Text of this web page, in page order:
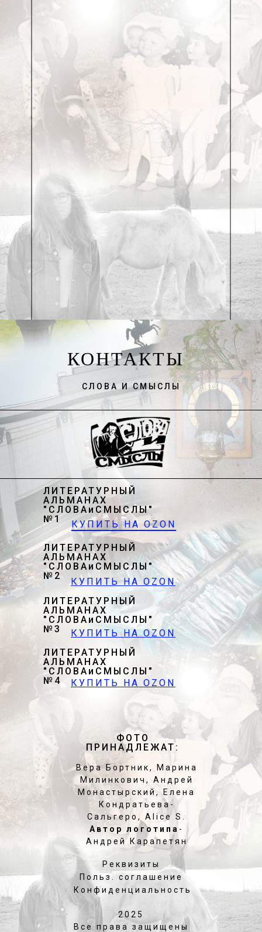
КОНТАКТЫ
СЛОВА И СМЫСЛЫ
ФОТО
ПРИНАДЛЕЖАТ:
2025
Все права защищены
Вера Бортник, Марина
Милинкович, Андрей
Монастырский, Елена
Кондратьева-
Сальгеро, Alice S.
Автор логотипа -
Андрей Карапетян
Польз. соглашение
Конфиденциальность
Реквизиты
ЛИТЕРАТУРНЫЙ
АЛЬМАНАХ
"СЛОВАиСМЫСЛЫ"
№2
КУПИТЬ НА OZON
ЛИТЕРАТУРНЫЙ
АЛЬМАНАХ
"СЛОВАиСМЫСЛЫ"
№1
КУПИТЬ НА OZON
ЛИТЕРАТУРНЫЙ
АЛЬМАНАХ
"СЛОВАиСМЫСЛЫ"
№3
ЛИТЕРАТУРНЫЙ
АЛЬМАНАХ
"СЛОВАиСМЫСЛЫ"
№4
КУПИТЬ НА OZON
КУПИТЬ НА OZON